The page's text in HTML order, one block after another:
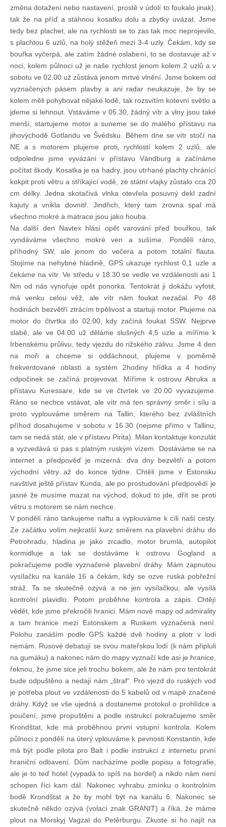
změna dotažení nebo nastavení, prostě v údolí to foukalo jinak),
tak že na příď a stáhnou kosatku dolu a zbytky uvázat. Jsme
tedy bez plachet, ale na rychlosti se to zas tak moc neprojevilo,
s plachtou 6 uzlů, na holý stěžeň mezi 3-4 uzly. Čekám, kdy se
bouřka vyčerpá, ale zatím žádné oslabení, to se dostavuje až v
noci, kolem půlnoci už je naše rychlost jenom kolem 2 uzlů a v
sobotu ve 02.00 už zůstává jenom mrtvé vlnění. Jsme bokem od
vyznačených pásem plavby a ani radar neukazuje, že by se
kolem měli pohybovat nějaké lodě, tak rozsvítím kotevní světlo a
jdeme si lehnout. Vstáváme v 05.30, žádný vítr a vlny jsou také
menší, startujeme motor a suneme se do malého přístavu na
jihovýchodě Gotlandu ve Švédsku. Během dne se vítr stočí na
NE a s motorem plujeme proti, rychlostí kolem 2 uzlů, ale
odpoledne jsme vyvázáni v přístavu Vändburg a začínáme
počítat škody. Kosatka je na hadry, jsou utrhané plachty chránící
kokpit proti větru a stříkající vodě, ze státní vlajky zůstalo cca 20
cm délky. Jedna skotačivá vlnka otevřela posuvný dekl zadní
kajuty a vnikla dovnitř. Jindřich, který tam zrovna spal má
všechno mokré a matrace jsou jako houba.
Na další den Navtex hlásí opět varování před bouřkou, tak
vyndáváme všechno mokré ven a sušíme. Pondělí ráno,
příhodný SW, ale jenom do večera a potom totální flauta.
Stojíme na nehybné hladině, GPS ukazuje rychlost 0,1 uzle a
čekáme na vítr. Ve středu v 18.30 se vedle ve vzdálenosti asi 1
Nm od nás vynořuje opět ponorka. Tentokrát ji dokážu vyfotit,
má venku celou věž, ale vítr nám foukat nezačal. Po 48
hodinách bezvětří ztrácím trpělivost a startuji motor. Plujeme na
motor do čtvrtka do 02:00, kdy začíná foukat SSW. Nejprve
slabě, ale ve 04.00 už děláme slušných 4,5 uzle a míříme k
Irbenskému průlivu, tedy vjezdu do rižského zálivu. Jsme 4 den
na moři a chceme si oddáchnout, plujeme v poměrně
frekventované oblasti a systém 2hodiny hlídka a 4 hodiny
odpočinek se začíná projevovat. Míříme k ostrovu Abruka a
přístavu Kuressare, kde se ve čtvrtek ve 20.00 vyvazujeme.
Ráno se nechce vstávat, ale vítr má ten správný směr i sílu a
proto vyplouváme směrem na Tallin, kterého bez zvláštních
příhod dosahujeme v sobotu v 16.30 (nejsme přímo v Tallinu,
tam se nedá stát, ale v přístavu Pirita). Milan kontaktuje konzulát
a vyzvedává si pas s platným ruským vízem. Dostáváme se na
internet a předpověď je mizerná: dva dny bezvětří a potom
východní větry až do konce týdne. Chtěli jsme v Estonsku
navštívit ještě přístav Kunda, ale po prostudování předpovědí je
jasné že musíme mazat na východ, dokud to jde, dřít se proti
větru s motorem se nám nechce.
V pondělí ráno tankujeme naftu a vyplouváme k cíli naší cesty.
Ze začátku volím nejkratší kurz směrem na plavební dráhu do
Petrohradu, hladina je jako zrcadlo, motor brumlá, autopilot
kormidluje a tak se dostáváme k ostrovu Gogland a
pokračujeme podle vyznačené plavební dráhy. Mám zapnutou
vysílačku na kanále 16 a čekám, kdy se ozve ruská pobřežní
stráž. Ta se skutečně ozývá a ne jen vysílačkou, ale vysílá
kontrolní plavidlo. Potom proběhne kontrola a zápis. Chtějí
vědět, kde jsme překročili hranici. Mám nové mapy od admirality
a tam hranice mezi Estonskem a Ruskem vyznačená není.
Polohu zanáším podle GPS každé dvě hodiny a plotr v lodi
nemám. Rusové debatují se svou mateřskou lodí (k nám připluli
na gumáku) a nakonec nám do mapy vyznačí kde asi je hranice,
řeknou, že jsme sice jeli trochu bokem, ale že nám pro tentokrát
bude odpuštěno a nedají nám „štraf“. Pro vjezd do ruských vod
je potřeba plout ve vzdálenosti do 5 kabelů od v mapě značené
dráhy. Když se vše ujedná a dostaneme protokol o prohlídce a
poučení, jsme propuštěni a podle instrukcí pokračujeme směr
Krondštat, kde má proběhnou první vstupní kontrola. Kolem
půlnoci z pondělí na úterý vplouváme k pevnosti Konstantin, kde
má být podle pilota pro Balt i podle instrukcí z internetu první
hraniční odbavení. Dům nacházíme podle popisu a fotografie,
ale je to teď hotel (vypadá to spíš na bordel) a nikdo nám není
schopen říci kam dál. Nakonec vyhrabu zmínku o kontrolním
bodě Krondštat a že by mohl být na kanálu 6. Nakonec se
skutečně někdo ozývá (volací znak GRANIT) a říká, že máme
plout na Morskyj Vagzal do Petěrburgu. Zkuste si ho najít na